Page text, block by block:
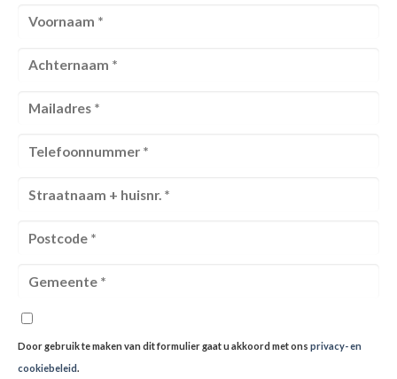
Door gebruik te maken van dit formulier gaat u akkoord met ons privacy- en
cookiebeleid.